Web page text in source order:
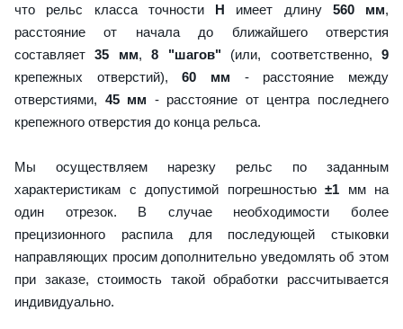
что рельс класса точности H имеет длину 560 мм,
расстояние от начала до ближайшего отверстия
составляет35 мм,8 "шагов" (или, соответственно,9
крепежных отверстий),60 мм - расстояние между
отверстиями, 45 мм - расстояние от центра последнего
крепежного отверстия до конца рельса.
Мы осуществляем нарезку рельс по заданным
характеристикам с допустимой погрешностью ±1 мм на
один отрезок. В случае необходимости более
прецизионного распила для последующей стыковки
направляющих просим дополнительно уведомлять об этом
при заказе, стоимость такой обработки рассчитывается
индивидуально.